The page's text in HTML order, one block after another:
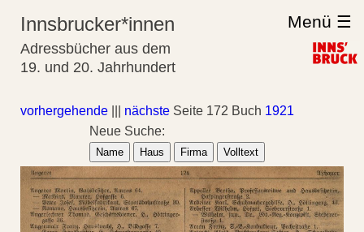
Innsbrucker*innen
Adressbücher aus dem
19. und 20. Jahrhundert
Menü ☰
vorhergehende nächste Seite 172 Buch 1921
Neue Suche:
Name Haus Firma Volltext